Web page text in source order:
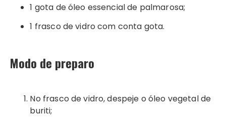
1 gota de óleo essencial de palmarosa;
1 frasco de vidro com conta gota.
Modo de preparo
No frasco de vidro, despeje o óleo vegetal de
buriti;